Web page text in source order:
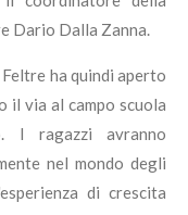
Dario Dalla Zanna.
ha quindi aperto
il via al campo scuola
I ragazzi avranno
nel mondo degli
di crescita